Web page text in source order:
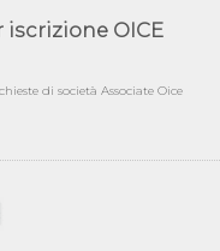
2026: procedimenti
equivale ad
Camera, passa ora al
di consulente
OICE
di società Associate Oice